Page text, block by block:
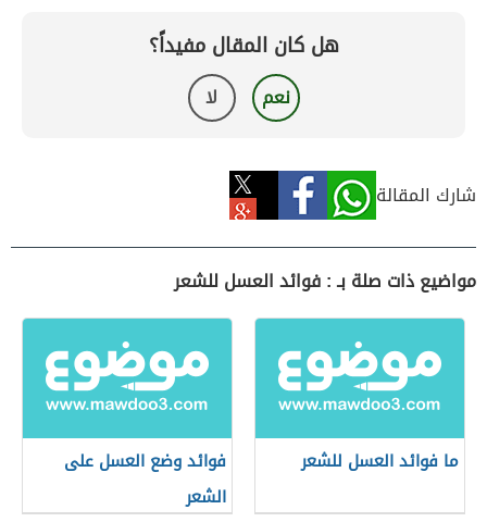
هل كان المقال مفيداً؟
نعم لا
شارك المقالة
مواضيع ذات صلة بـ : فوائد العسل للشعر
ما فوائد العسل للشعر
فوائد وضع العسل على
الشعر